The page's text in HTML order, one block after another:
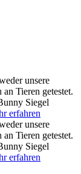
unsere
Tieren getestet.
Siegel
erfahren
unsere
Tieren getestet.
Siegel
erfahren